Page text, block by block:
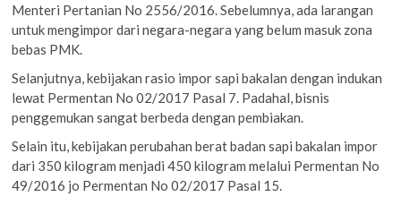
Menteri Pertanian No 2556/2016. Sebelumnya, ada larangan
untuk mengimpor dari negara-negara yang belum masuk zona
bebas PMK.
Selanjutnya, kebijakan rasio impor sapi bakalan dengan indukan
lewat Permentan No 02/2017 Pasal 7. Padahal, bisnis
penggemukan sangat berbeda dengan pembiakan.
Selain itu, kebijakan perubahan berat badan sapi bakalan impor
dari 350 kilogram menjadi 450 kilogram melalui Permentan No
49/2016 jo Permentan No 02/2017 Pasal 15.